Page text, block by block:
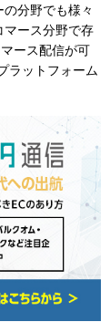
分野でも様々
マース分野で存
ース配信が可
ラットフォーム